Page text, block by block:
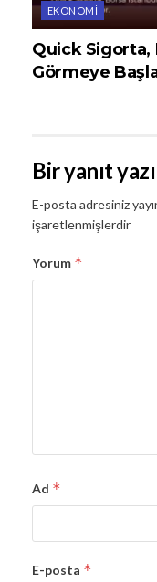
EKONOMI
Quick Sigorta,
Görmeye
Bir yanıt
E-posta adresiniz
işaretlenmişlerdir
Yorum *
Ad *
E-posta *